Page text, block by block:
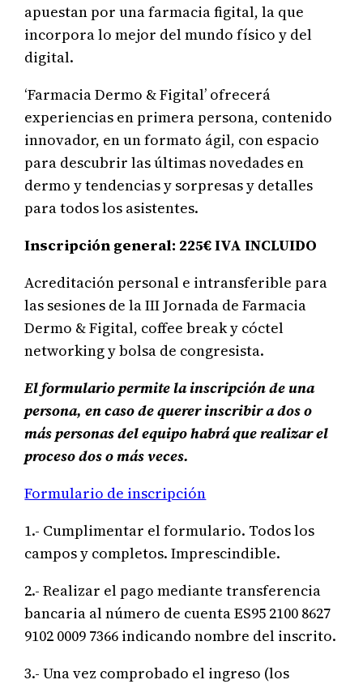
apuestan por una farmacia figital, la que
incorpora lo mejor del mundo físico y del
digital.
‘Farmacia Dermo & Figital’ ofrecerá
experiencias en primera persona, contenido
innovador, en un formato ágil, con espacio
para descubrir las últimas novedades en
dermo y tendencias y sorpresas y detalles
para todos los asistentes.
Inscripción general: 225€ IVA INCLUIDO
Acreditación personal e intransferible para
las sesiones de la III Jornada de Farmacia
Dermo & Figital, coffee break y cóctel
networking y bolsa de congresista.
El formulario permite la inscripción de una
persona, en caso de querer inscribir a dos o
más personas del equipo habrá que realizar el
proceso dos o más veces.
Formulario de inscripción
1.- Cumplimentar el formulario. Todos los
campos y completos. Imprescindible.
2.- Realizar el pago mediante transferencia
bancaria al número de cuenta ES95 2100 8627
9102 0009 7366 indicando nombre del inscrito.
3.- Una vez comprobado el ingreso (los